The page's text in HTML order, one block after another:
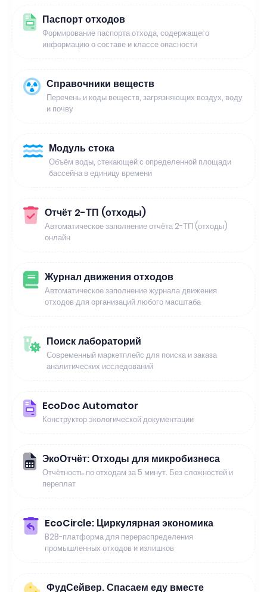
Паспорт отходов
Формирование паспорта отхода, содержащего
информацию о составе и классе опасности
Справочники веществ
Перечень и коды веществ, загрязняющих воздух, воду
и почву
Модуль стока
Объём воды, стекающей с определенной площади
бассейна в единицу времени
Отчёт 2-ТП (отходы)
Автоматическое заполнение отчёта 2-ТП (отходы)
онлайн
Журнал движения отходов
Автоматическое заполнение журнала движения
отходов для организаций любого масштаба
Поиск лабораторий
Современный маркетплейс для поиска и заказа
аналитических исследований
EcoDoc Automator
Конструктор экологической документации
ЭкоОтчёт: Отходы для микробизнеса
Отчётность по отходам за 5 минут. Без сложностей и
переплат
EcoCircle: Циркулярная экономика
B2B-платформа для перераспределения
промышленных отходов и излишков
ФудСейвер. Спасаем еду вместе